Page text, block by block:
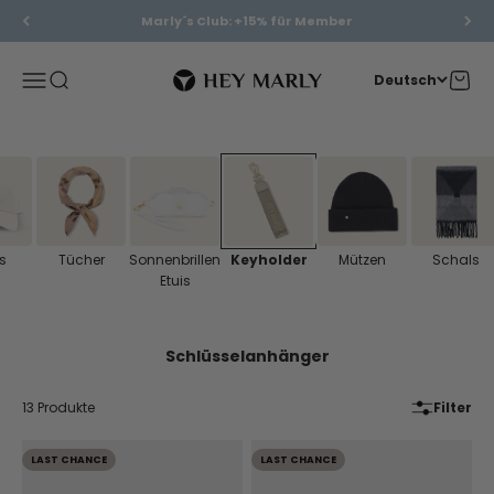
Zum Inhalt springenMarly´s Club: +15% für Member
MenüSuche
Hey Marly
Deutsch
Tücher
Sonnenbrillen
Etuis
Keyholder Mützen Schals
13 Produkte Filter
LAST CHANCE LAST CHANCE